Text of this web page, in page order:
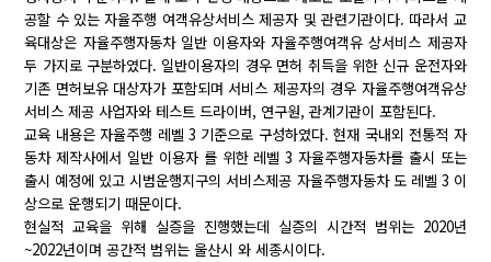
공할 수 있는 자율주행 여객유상서비스 제공자 및 관련기관이다. 따라서 교
육대상은 자율주행자동차 일반 이용자와 자율주행여객유 상서비스 제공자
두 가지로 구분하였다. 일반이용자의 경우 면허 취득을 위한 신규 운전자와
기존 면허보유 대상자가 포함되며 서비스 제공자의 경우 자율주행여객유상
서비스 제공 사업자와 테스트 드라이버, 연구원, 관계기관이 포함된다.
교육 내용은 자율주행 레벨 3 기준으로 구성하였다. 현재 국내외 전통적 자
동차 제작사에서 일반 이용자 를 위한 레벨 3 자율주행자동차를 출시 또는
출시 예정에 있고 시범운행지구의 서비스제공 자율주행자동차 도 레벨 3 이
상으로 운행되기 때문이다.
현실적 교육을 위해 실증을 진행했는데 실증의 시간적 범위는 2020년
~2022년이며 공간적 범위는 울산시 와 세종시이다.